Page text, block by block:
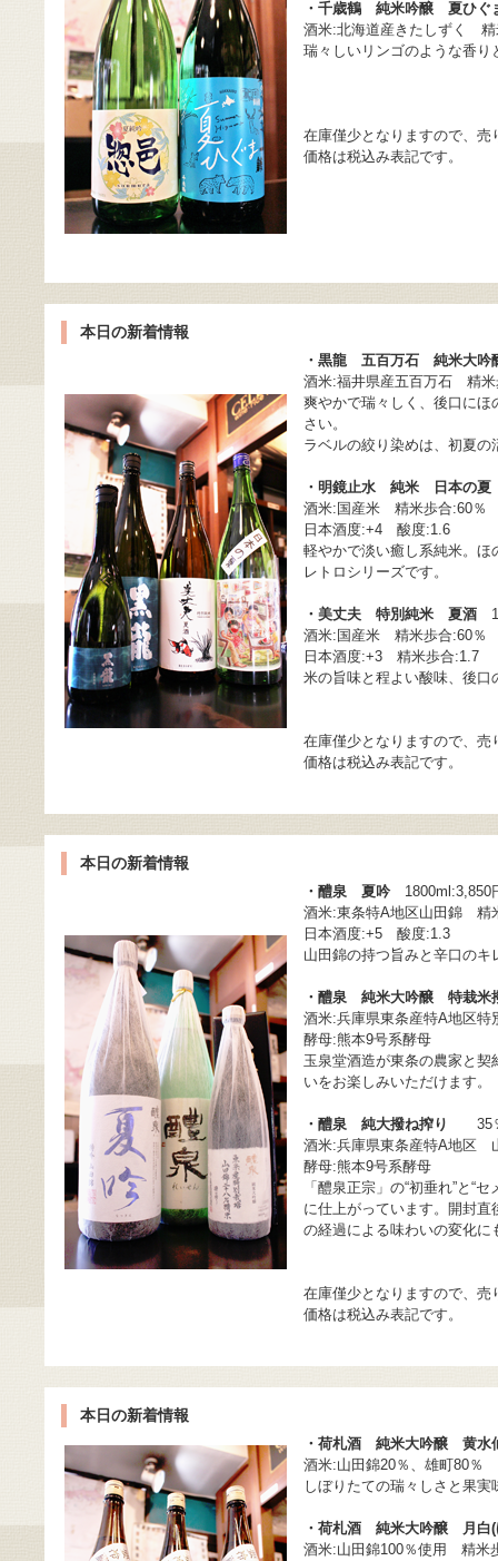
・千歳鶴 純米吟醸 夏ひぐ
酒米:北海道産きたしずく 精
瑞々しいリンゴのような香
在庫僅少となりますので、
価格は税込み表記です。
本日の新着情報
・黒龍 五百万石 純米大吟
酒米:福井県産五百万石 精米
爽やかで瑞々しく、後口に
さい。
ラベルの絞り染めは、初夏
・明鏡止水 純米 日本の夏
酒米:国産米 精米歩合:60％
日本酒度:+4 酸度:1.6
軽やかで淡い癒し系純米。
レトロシリーズです。
・美丈夫 特別純米 夏酒
酒米:国産米 精米歩合:60％
日本酒度:+3 精米歩合:1.7
米の旨味と程よい酸味、後
在庫僅少となりますので、
価格は税込み表記です。
本日の新着情報
・醴泉 夏吟1800ml:3,850
酒米:東条特A地区山田錦 精
日本酒度:+5 酸度:1.3
山田錦の持つ旨みと辛口の
・醴泉 純米大吟醸 特栽米
酒米:兵庫県東条産特A地区
酵母:熊本9号系酵母
玉泉堂酒造が東条の農家と
いをお楽しみいただけます。
・醴泉 純大撥ね搾り
35％
酒米:兵庫県東条産特A地区
酵母:熊本9号系酵母
「醴泉正宗」の“初垂れ”と“
に仕上がっています。開封
の経過による味わいの変化に
在庫僅少となりますので、
価格は税込み表記です。
本日の新着情報
・荷札酒 純米大吟醸 黄水
酒米:山田錦20％、雄町80％
しぼりたての瑞々しさと果
・荷札酒 純米大吟醸 月白(
酒米:山田錦100％使用 精米